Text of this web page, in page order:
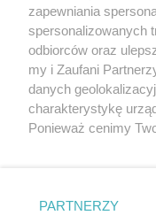
O FIRMIE
REKLAMA
Aktualności
Tcz24
Historia miasta
zapewniania
spersonalizowanych
odbiorców oraz
my i Zaufani
danych
charakterystykę
Ponieważ cenimy
znajdujący się w
PARTNERZY